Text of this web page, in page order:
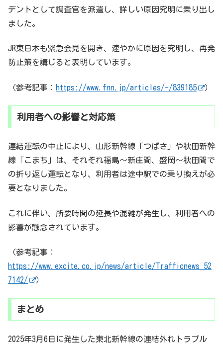
デントとして調査官を派遣し、詳しい原因究明に乗り出し
ました。
JR東日本も緊急会見を開き、速やかに原因を究明し、再発
防止策を講じると表明しています。
（参考記事： https://www.fnn.jp/articles/-/839185 ）
利用者への影響と対応策
連結運転の中止により、山形新幹線「つばさ」や秋田新幹
線「こまち」は、それぞれ福島～新庄間、盛岡～秋田間で
の折り返し運転となり、利用者は途中駅での乗り換えが必
要となりました。
これに伴い、所要時間の延長や混雑が発生し、利用者への
影響が懸念されています。
（参考記事：
https://www.excite.co.jp/news/article/Trafficnews_52
7142/
）
まとめ
2025年3月6日に発生した東北新幹線の連結外れトラブル